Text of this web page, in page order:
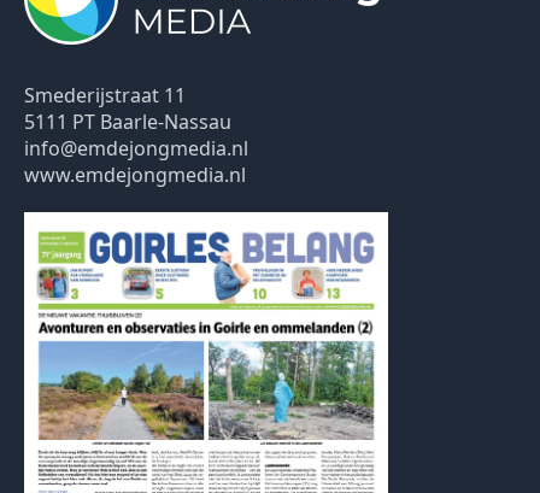
Smederijstraat 11
5111 PT Baarle-Nassau
info@emdejongmedia.nl
www.emdejongmedia.nl